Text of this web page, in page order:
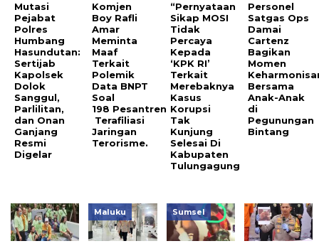
Mutasi
Pejabat
Polres
Humbang
Hasundutan:
Sertijab
Kapolsek
Dolok
Sanggul,
Parlilitan,
dan Onan
Ganjang
Resmi
Digelar
Komjen
Boy Rafli
Amar
Meminta
Maaf
Terkait
Polemik
Data BNPT
Soal
198 Pesantren
Terafiliasi
Jaringan
Terorisme.
“Pernyataan
Sikap MOSI
Tidak
Percaya
Kepada
‘KPK RI’
Terkait
Merebaknya
Kasus
Korupsi
Tak
Kunjung
Selesai Di
Kabupaten
Tulungagung
Personel
Satgas Ops
Damai
Cartenz
Bagikan
Momen
Bersama
Anak-Anak
di
Pegunungan
Bintang
Maluku Sumsel